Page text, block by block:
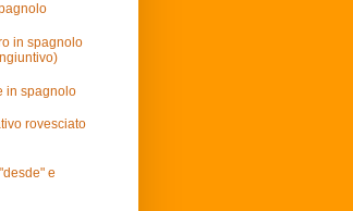
in spagnolo
in spagnolo
rovesciato
e